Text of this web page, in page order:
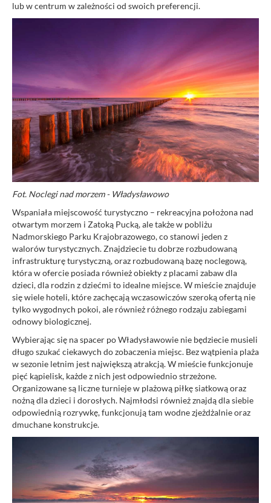
lub w centrum w zależności od swoich preferencji.
Fot. Noclegi nad morzem - Władysławowo
Wspaniała miejscowość turystyczno – rekreacyjna położona nad
otwartym morzem i Zatoką Pucką, ale także w pobliżu
Nadmorskiego Parku Krajobrazowego, co stanowi jeden z
walorów turystycznych. Znajdziecie tu dobrze rozbudowaną
infrastrukturę turystyczną, oraz rozbudowaną bazę noclegową,
która w ofercie posiada również obiekty z placami zabaw dla
dzieci, dla rodzin z dziećmi to idealne miejsce. W mieście znajduje
się wiele hoteli, które zachęcają wczasowiczów szeroką ofertą nie
tylko wygodnych pokoi, ale również różnego rodzaju zabiegami
odnowy biologicznej.
Wybierając się na spacer po Władysławowie nie będziecie musieli
długo szukać ciekawych do zobaczenia miejsc. Bez wątpienia plaża
w sezonie letnim jest największą atrakcją. W mieście funkcjonuje
pięć kąpielisk, każde z nich jest odpowiednio strzeżone.
Organizowane są liczne turnieje w plażową piłkę siatkową oraz
nożną dla dzieci i dorosłych. Najmłodsi również znajdą dla siebie
odpowiednią rozrywkę, funkcjonują tam wodne zjeżdżalnie oraz
dmuchane konstrukcje.